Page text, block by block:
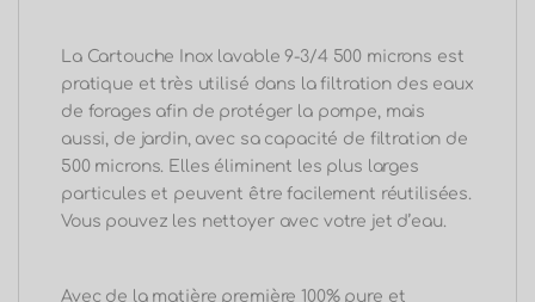
Cartouche Inox lavable 9-3/4 500 microns est
complètement dédiée aux applications d’eau
potable ou autre.Vous utiliserez alors un
produit, en toute sécurité alimentaire. cette
cartouche a la certification ACS
Les Cartouche Inox lavable 9-3/4 500 microns
grosses particules jusqu’a 500 microns de votre